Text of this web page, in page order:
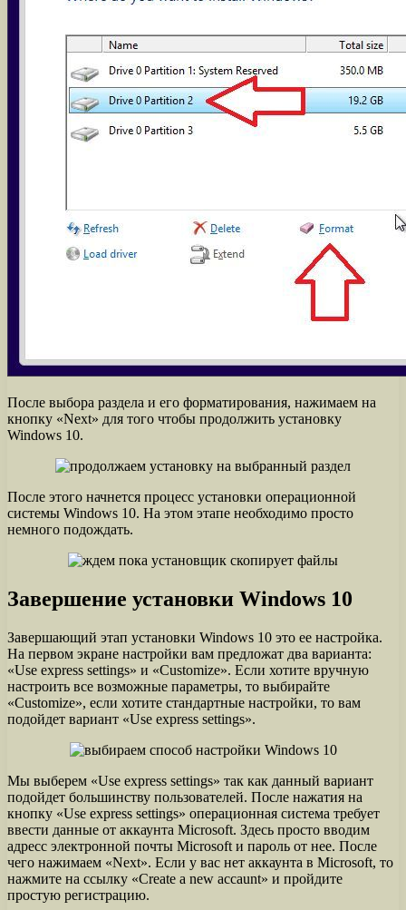
После выбора раздела и его форматирования, нажимаем на
кнопку «Next» для того чтобы продолжить установку
Windows 10.
После этого начнется процесс установки операционной
системы Windows 10. На этом этапе необходимо просто
немного подождать.
Завершение установки Windows 10
Завершающий этап установки Windows 10 это ее настройка.
На первом экране настройки вам предложат два варианта:
«Use express settings» и «Customize». Если хотите вручную
настроить все возможные параметры, то выбирайте
«Customize», если хотите стандартные настройки, то вам
подойдет вариант «Use express settings».
Мы выберем «Use express settings» так как данный вариант
подойдет большинству пользователей. После нажатия на
кнопку «Use express settings» операционная система требует
ввести данные от аккаунта Microsoft. Здесь просто вводим
адресс электронной почты Microsoft и пароль от нее. После
чего нажимаем «Next». Если у вас нет аккаунта в Microsoft, то
нажмите на ссылку «Create a new accaunt» и пройдите
простую регистрацию.